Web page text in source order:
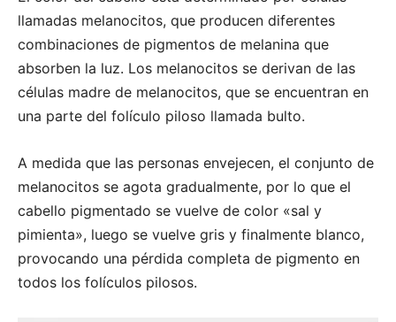
llamadas melanocitos, que producen diferentes
combinaciones de pigmentos de melanina que
absorben la luz. Los melanocitos se derivan de las
células madre de melanocitos, que se encuentran en
una parte del folículo piloso llamada bulto.
A medida que las personas envejecen, el conjunto de
melanocitos se agota gradualmente, por lo que el
cabello pigmentado se vuelve de color «sal y
pimienta», luego se vuelve gris y finalmente blanco,
provocando una pérdida completa de pigmento en
todos los folículos pilosos.